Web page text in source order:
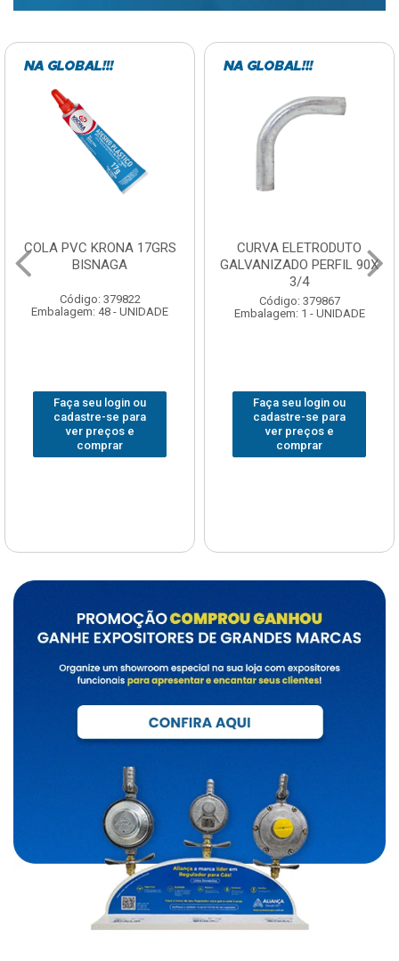
COLA PVC KRONA 17GRS
BISNAGA
Código: 379822
Embalagem: 48 - UNIDADE
Faça seu login ou
cadastre-se para
ver preços e
comprar
CURVA ELETRODUTO
GALVANIZADO PERFIL 90X
3/4
Código: 379867
Embalagem: 1 - UNIDADE
Faça seu login ou
cadastre-se para
ver preços e
comprar